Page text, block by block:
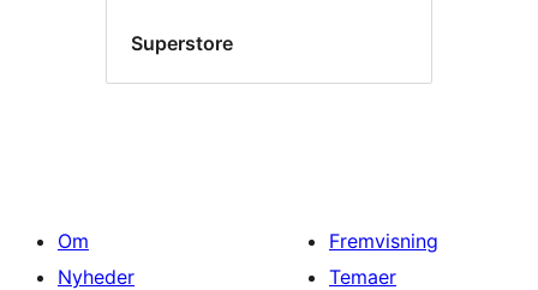
Superstore
Om
Nyheder
Fremvisning
Temaer